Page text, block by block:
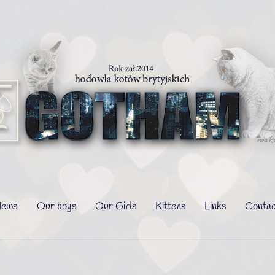
Our boys Our Girls Kittens Links